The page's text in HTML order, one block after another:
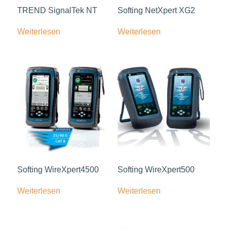
TREND SignalTek NT
Weiterlesen
Softing NetXpert XG2
Weiterlesen
Softing WireXpert4500
Weiterlesen
Softing WireXpert500
Weiterlesen